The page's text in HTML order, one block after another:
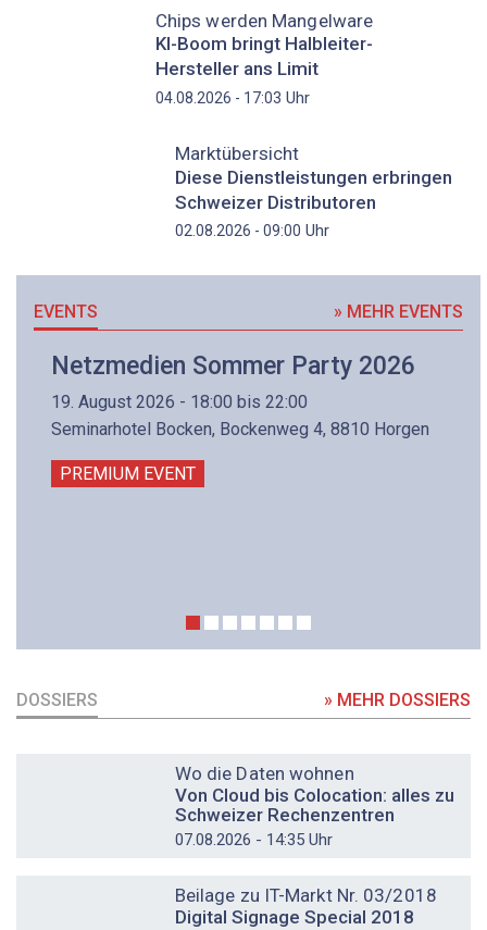
Chips werden Mangelware
KI-Boom bringt Halbleiter-
Hersteller ans Limit
04.08.2026 - 17:03 Uhr
Marktübersicht
Diese Dienstleistungen erbringen
Schweizer Distributoren
02.08.2026 - 09:00 Uhr
EVENTS » MEHR EVENTS
Netzmedien Sommer Party 2026
19. August 2026 - 18:00 bis 22:00
Seminarhotel Bocken, Bockenweg 4, 8810 Horgen
PREMIUM EVENT
DOSSIERS » MEHR DOSSIERS
Wo die Daten wohnen
Von Cloud bis Colocation: alles zu
Schweizer Rechenzentren
07.08.2026 - 14:35 Uhr
Beilage zu IT-Markt Nr. 03/2018
Digital Signage Special 2018